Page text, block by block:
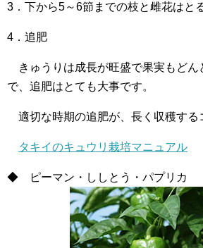
3．下から5～6節までの枝と雌花はと
4．追肥
きゅうりは成長が旺盛で果実もどん
で、追肥はとても大事です。
適切な時期の追肥が、長く収穫する
タキイのキュウリ栽培マニュアル
◆ ピーマン・ししとう・パプリカ